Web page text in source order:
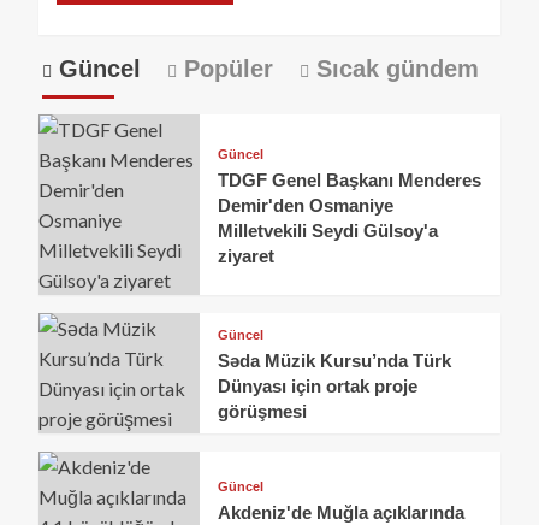
Güncel Popüler Sıcak gündem
Güncel
TDGF Genel Başkanı Menderes
Demir'den Osmaniye
Milletvekili Seydi Gülsoy'a
ziyaret
Güncel
Səda Müzik Kursu’nda Türk
Dünyası için ortak proje
görüşmesi
Güncel
Akdeniz'de Muğla açıklarında